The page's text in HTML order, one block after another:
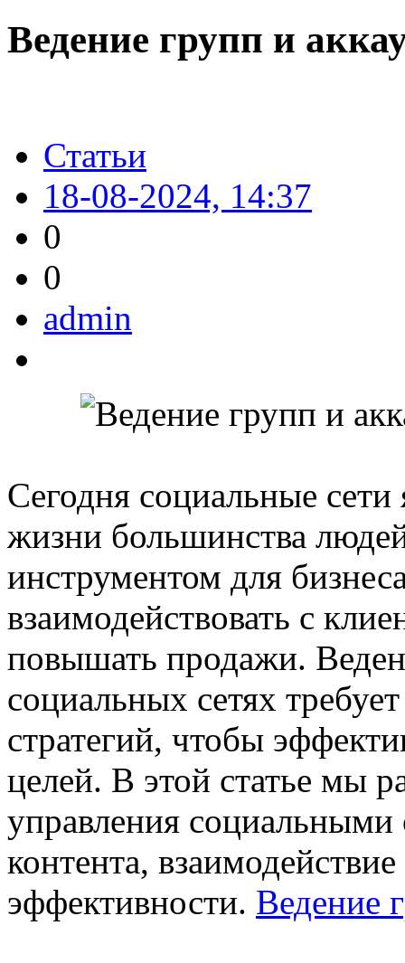
Ведение групп и
Статьи
18-08-2024, 14:37
0
0
admin
Сегодня социальные
жизни большинства
инструментом для
взаимодействовать с
повышать продажи.
социальных сетях
стратегий, чтобы
целей. В этой статье мы
управления социальными
контента,
эффективности. Ведение